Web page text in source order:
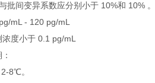
间变异系数应分别小于 10%和 10% 。
mL - 120 pg/mL
度小于 0.1 pg/mL
8℃。